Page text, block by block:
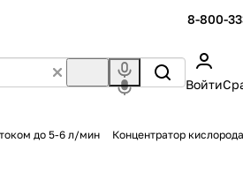
8-800-
Войти
до 5-6 л/мин Концентратор